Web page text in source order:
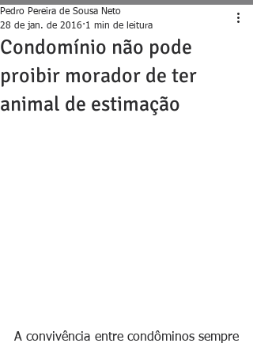
Condomínio não pode
proibir morador de ter
animal de estimação
Pedro Pereira de Sousa Neto
28 de jan. de 2016 1 min de leitura
A convivência entre condôminos sempre